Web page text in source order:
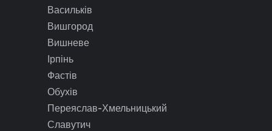
Васильків
Вишгород
Вишневе
Ірпінь
Фастів
Обухів
Переяслав-Хмельницький
Славутич